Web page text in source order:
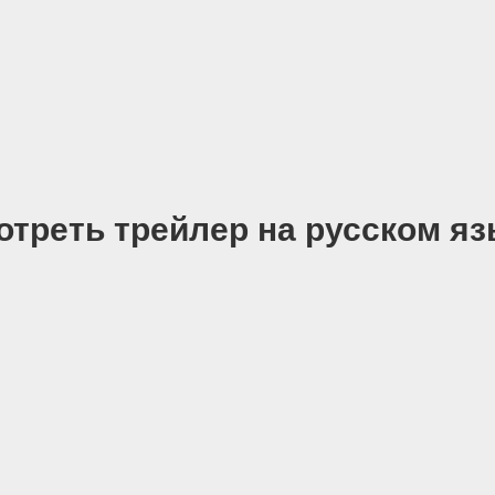
трейлер на русском